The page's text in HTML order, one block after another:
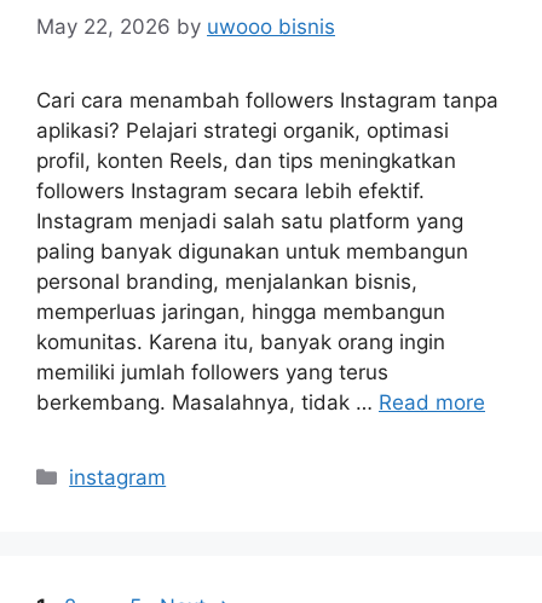
May 22, 2026 by uwooo bisnis
Cari cara menambah followers Instagram tanpa
aplikasi? Pelajari strategi organik, optimasi
profil, konten Reels, dan tips meningkatkan
followers Instagram secara lebih efektif.
Instagram menjadi salah satu platform yang
paling banyak digunakan untuk membangun
personal branding, menjalankan bisnis,
memperluas jaringan, hingga membangun
komunitas. Karena itu, banyak orang ingin
memiliki jumlah followers yang terus
berkembang. Masalahnya, tidak … Read more
Categories
instagram